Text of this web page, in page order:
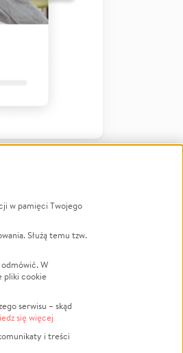
w pamięci Twojego
Służą temu tzw.
W
pliki cookie
serwisu – skąd
się więcej
i treści